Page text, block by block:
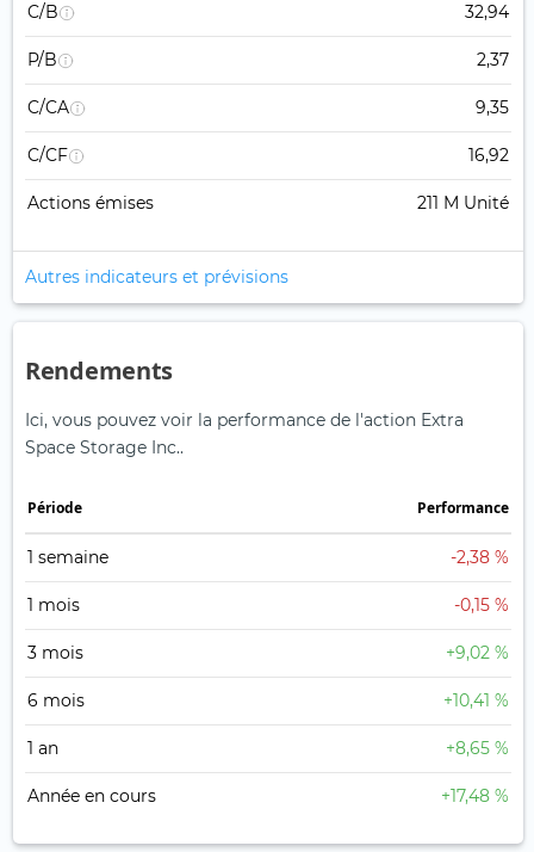
C/B 32,94
P/B 2,37
C/CA 9,35
C/CF 16,92
Actions émises 211 M Unité
Autres indicateurs et prévisions
Rendements
Ici, vous pouvez voir la performance de l'action Extra
Space Storage Inc..
Période Performance
1 semaine -2,38 %
1 mois -0,15 %
3 mois +9,02 %
6 mois +10,41 %
1 an +8,65 %
Année en cours +17,48 %